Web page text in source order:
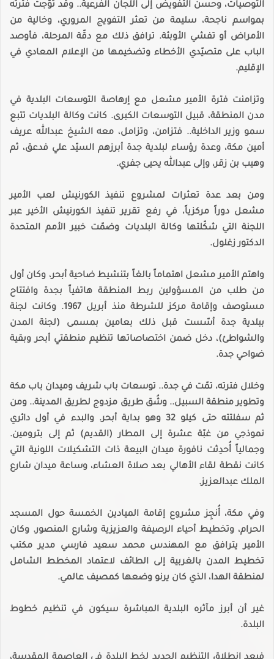
التوصيات، وحسن التفويض إلى اللجان الفرعية.. وقد توّجت فترته
بمواسم ناجحة، سليمة من تعثر التفويج المروري، وخالية من
الأمراض أو تفشي الأوبئة. ترافق ذلك مع دقّة المرحلة، فأوصد
الباب على متصيّدي الأخطاء وتضخيمها من الإعلام المعادي في
الإقليم.
وتزامنت فترة الأمير مشعل مع إرهاصة التوسعات البلدية في
مدن المنطقة، قبيل التوسعات الكبرى. كانت وكالة البلديات تتبع
سمو وزير الداخلية.. فتزامن، وتزامل، معه الشيخ عبدالله عريف
أمين مكة، وعدة رؤساء لبلدية جدة أبرزهم السيّد علي فدعق، ثم
وهيب بن زقر، وإلى عبدالله يحيى جفري.
ومن بعد عدة تعثرات لمشروع تنفيذ الكورنيش لعب الأمير
مشعل دوراً مركزياً، في رفع تقرير تنفيذ الكورنيش الأخير عبر
اللجنة التي شكّلتها وكالة البلديات وضمّت خبير الأمم المتحدة
الدكتور زغلول.
واهتم الأمير مشعل اهتماماً بالغاً بتنشيط ضاحية أبحر، وكان أول
من طلب من المسؤولين ربط المنطقة هاتفياً بجدة وافتتاح
مستوصف وإقامة مركز للشرطة منذ أبريل 1967. وكانت لجنة
ببلدية جدة أسّست قبل ذلك بعامين بمسمى (لجنة المدن
والشواطئ)، دخل ضمن اختصاصاتها تنظيم منطقتي أبحر وبقية
ضواحي جدة.
وخلال فترته، تمّت في جدة.. توسعات باب شريف وميدان باب مكة
وتطوير منطقة السبيل.. وشُق طريق مزدوج لطريق المدينة.. ومن
ثم سفلتته حتى كيلو 32 وهو بداية أبحر. والبدء في أول دائري
نموذجي من غبّة عشرة إلى المطار (القديم) ثم إلى بترومين.
وجمالياً أُحدِثت نافورة ميدان البيعة ذات التشكيلات اللونية التي
كانت نقطة لقاء الأهالي بعد صلاة العشاء، وساعة ميدان شارع
الملك عبدالعزيز.
وفي مكة، أُنجِز مشروع إقامة الميادين الخمسة حول المسجد
الحرام، وتخطيط أحياء الرصيفة والعزيزية وشارع المنصور. وكان
الأمير يترافق مع المهندس محمد سعيد فارسي مدير مكتب
تخطيط المدن بالغربية إلى الطائف لاعتماد المخطط الشامل
لمنطقة الهدا، الذي كان يرنو وضعها كمصيف عالمي.
غير أن أبرز مآثره البلدية المباشرة سيكون في تنظيم خطوط
البلدة.